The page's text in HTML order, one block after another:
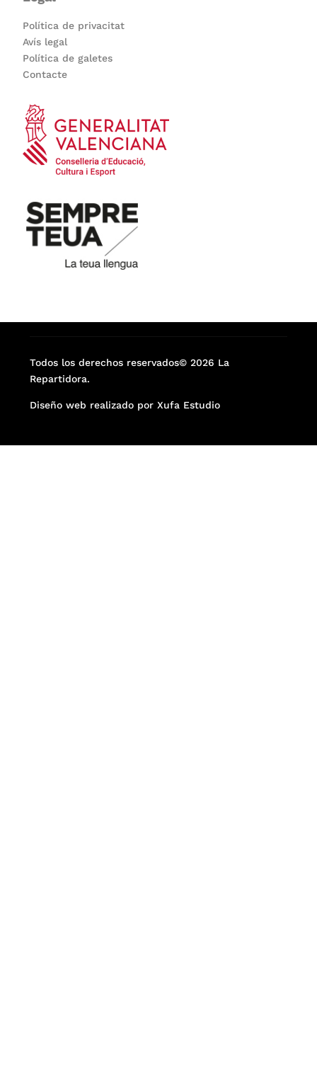
Política de privacitat
Avís legal
Política de galetes
Contacte
Todos los derechos reservados© 2026 La
Repartidora.
Diseño web realizado por Xufa Estudio